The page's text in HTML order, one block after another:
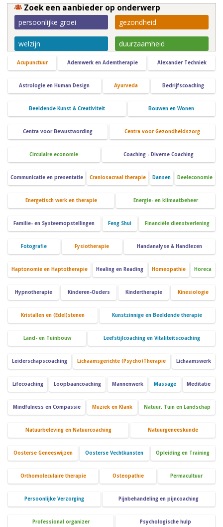
Zoek een aanbieder op onderwerp
persoonlijke groei gezondheid
welzijn duurzaamheid
Acupunctuur Ademwerk en Ademtherapie Alexander Techniek
Astrologie en Human Design Ayurveda Bedrijfscoaching
Beeldende Kunst & Creativiteit Bouwen en Wonen
Centra voor Bewustwording Centra voor Gezondheidszorg
Circulaire economie Coaching - Diverse Coaching
Communicatie en presentatie Craniosacraal therapie Dansen Deeleconomie
Energetisch werk en therapie Energie- en klimaatbeheer
Familie- en Systeemopstellingen Feng Shui Financiële dienstverlening
Fotografie Fysiotherapie Handanalyse & Handlezen
Haptonomie en Haptotherapie Healing en Reading Homeopathie Horeca
Hypnotherapie Kinderen-Ouders Kindertherapie Kinesiologie
Kristallen en (Edel)stenen Kunstzinnige en Beeldende therapie
Land- en Tuinbouw Leefstijlcoaching en Vitaliteitscoaching
Leiderschapscoaching Lichaamsgerichte (Psycho)Therapie Lichaamswerk
Lifecoaching Loopbaancoaching Mannenwerk Massage Meditatie
Mindfulness en Compassie Muziek en Klank Natuur, Tuin en Landschap
Natuurbeleving en Natuurcoaching Natuurgeneeskunde
Oosterse Geneeswijzen Oosterse Vechtkunsten Opleiding en Training
Orthomoleculaire therapie Osteopathie Permacultuur
Persoonlijke Verzorging Pijnbehandeling en pijncoaching
Professional organizer Psychologische hulp